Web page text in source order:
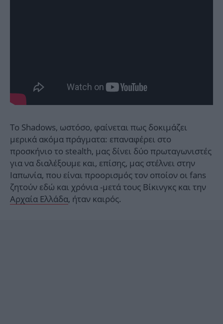
Το Shadows, ωστόσο, φαίνεται πως δοκιμάζει
μερικά ακόμα πράγματα: επαναφέρει στο
προσκήνιο το stealth, μας δίνει δύο πρωταγωνιστές
για να διαλέξουμε και, επίσης, μας στέλνει στην
Ιαπωνία, που είναι προορισμός τον οποίον οι fans
ζητούν εδώ και χρόνια -μετά τους Βίκινγκς και την
Αρχαία Ελλάδα, ήταν καιρός.